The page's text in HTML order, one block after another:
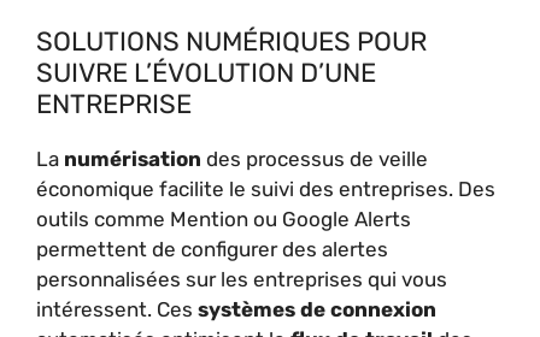
SOLUTIONS NUMÉRIQUES POUR
SUIVRE L’ÉVOLUTION D’UNE
ENTREPRISE
La numérisation des processus de veille
économique facilite le suivi des entreprises. Des
outils comme Mention ou Google Alerts
permettent de configurer des alertes
personnalisées sur les entreprises qui vous
intéressent. Ces systèmes de connexion